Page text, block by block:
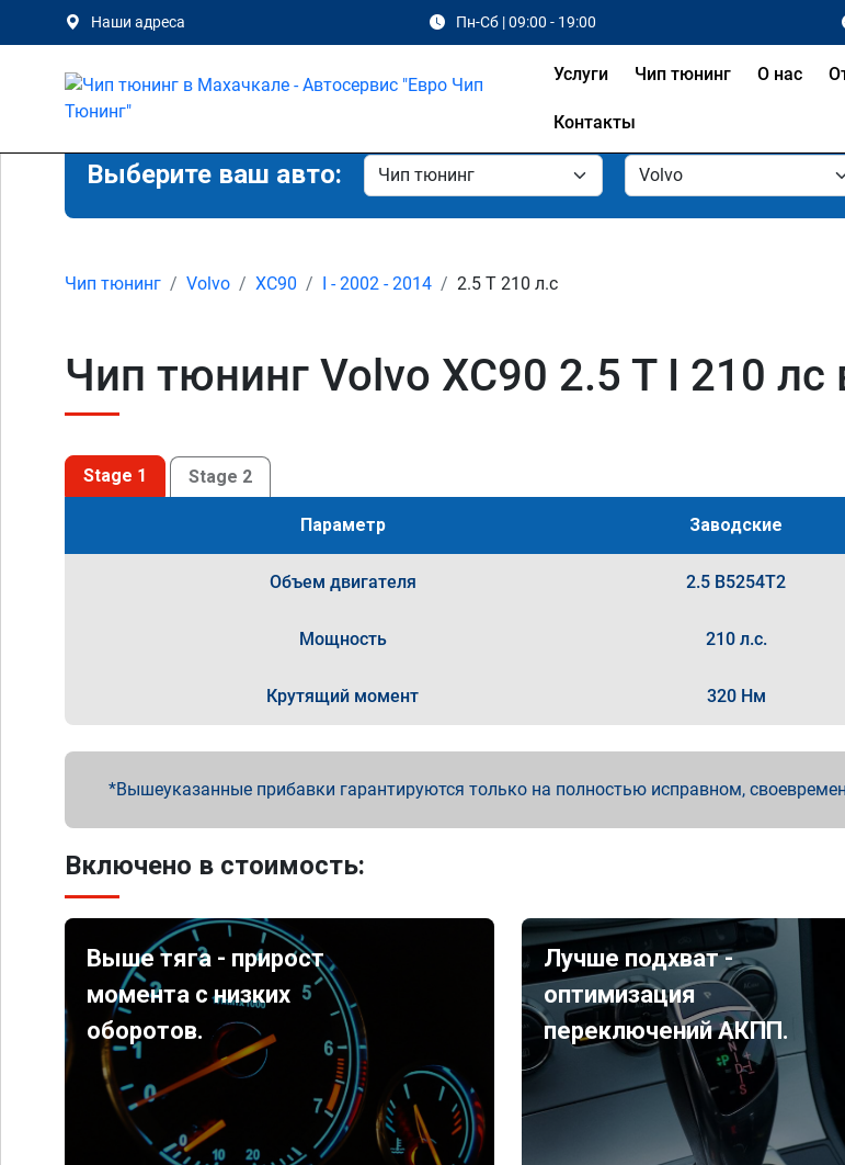
Наши адреса Пн-Сб | 09:00 - 19:00
Услуги Чип тюнинг О нас
Контакты
Выберите ваш авто:
Чип тюнинг Volvo XC90 I - 2002 - 2014 2.5 T 210 л.с
Чип тюнинг Volvo XC90 2.5 T I 210
Stage 1 Stage 2
Параметр Заводские
Объем двигателя 2.5 B5254T2
Мощность 210 л.с.
Крутящий момент 320 Нм
Вышеуказанные прибавки гарантируются только на полностью исправном,
Включено в стоимость:
Выше тяга - прирост
момента с низких
оборотов.
Лучше подхват -
оптимизация
переключений АКПП.